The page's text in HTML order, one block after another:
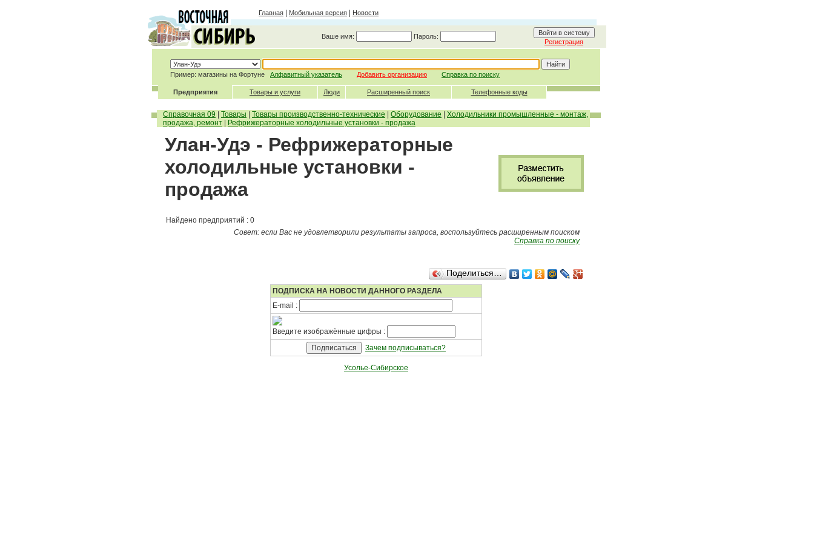
Главная Мобильная версия Новости
Ваше имя: Пароль:
Регистрация
Пример: магазины на Фортуне Алфавитный указатель Добавить организацию Справка по поиску
Предприятия Товары и услуги Люди Расширенный поиск Телефонные коды
Справочная 09 Товары Товары производственно-технические Оборудование
Холодильники промышленные - монтаж,
продажа, ремонт
Рефрижераторные холодильные установки - продажа
Улан-Удэ - Рефрижераторные
холодильные установки -
продажа
Найдено предприятий : 0
Совет: если Вас не удовлетворили результаты запроса, воспользуйтесь расширенным поиском
Справка по поиску
Поделиться…
ПОДПИСКА НА НОВОСТИ ДАННОГО РАЗДЕЛА
E-mail :
Введите изображённые цифры :
Зачем подписываться?
Усолье-Сибирское